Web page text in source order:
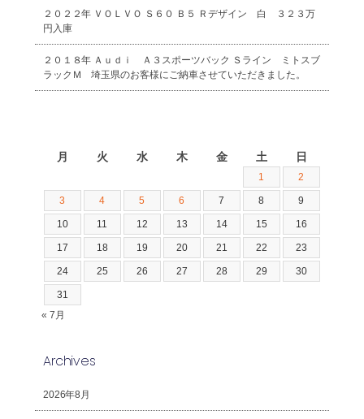
２０２２年 ＶＯＬＶＯ Ｓ６０ Ｂ５ Ｒデザイン 白 ３２３万
円入庫
２０１８年 Ａｕｄｉ Ａ３スポーツバック Ｓライン ミトスブ
ラックＭ 埼玉県のお客様にご納車させていただきました。
月 火 水 木 金 土 日
1 2
3 4 5 6 7 8 9
10 11 12 13 14 15 16
17 18 19 20 21 22 23
24 25 26 27 28 29 30
31
« 7月
Archives
2026年8月